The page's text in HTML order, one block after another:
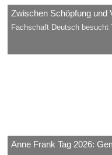
Zwischen Schöpfung und
Fachschaft Deutsch besucht
Anne Frank Tag 2026: